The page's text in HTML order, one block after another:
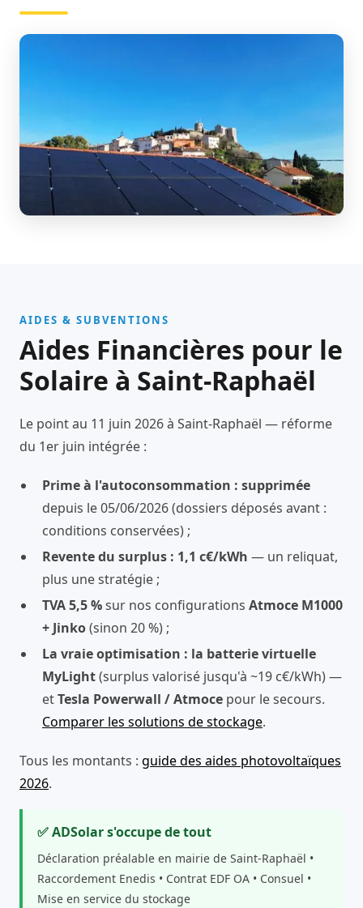
AIDES & SUBVENTIONS
Aides Financières pour le
Solaire à Saint-Raphaël
Le point au 11 juin 2026 à Saint-Raphaël — réforme
du 1er juin intégrée :
Prime à l'autoconsommation : supprimée
depuis le 05/06/2026 (dossiers déposés avant :
conditions conservées) ;
Revente du surplus : 1,1 c€/kWh — un reliquat,
plus une stratégie ;
TVA 5,5 %sur nos configurations Atmoce M1000
+ Jinko(sinon 20 %) ;
La vraie optimisation : la batterie virtuelle
MyLight(surplus valorisé jusqu'à ~19 c€/kWh) —
etTesla Powerwall / Atmoce pour le secours.
Comparer les solutions de stockage.
Tous les montants : guide des aides photovoltaïques
2026.
✅ ADSolar s'occupe de tout
Déclaration préalable en mairie de Saint-Raphaël •
Raccordement Enedis • Contrat EDF OA • Consuel •
Mise en service du stockage